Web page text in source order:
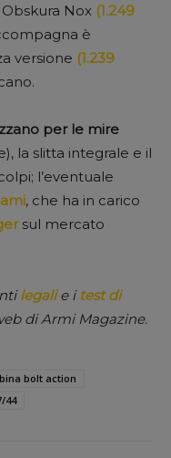
Nox (1.249
è
versione (1.239
per le mire
la slitta integrale e il
l’eventuale
, che ha in carico
sul mercato
legali e i test di
di Armi Magazine.
bolt action
44